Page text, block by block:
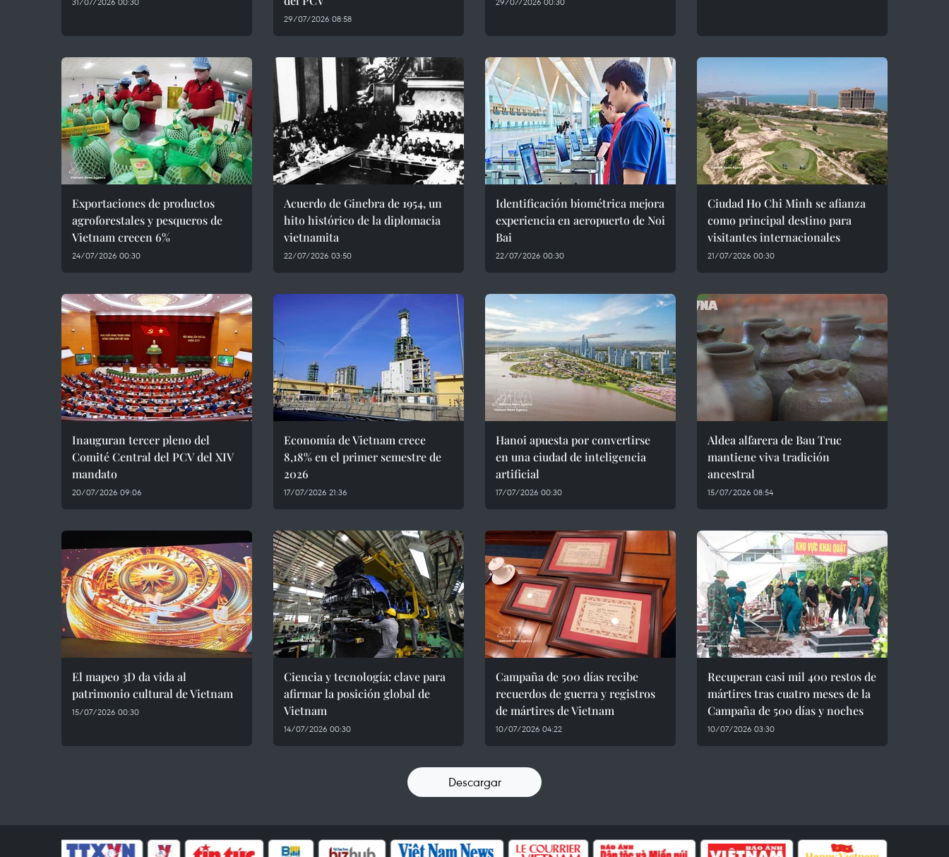
29/07/2026 08:58
Exportaciones de productos
agroforestales y pesqueros de
Vietnam crecen 6%
24/07/2026 00:30
Acuerdo de Ginebra de 1954, un
hito histórico de la diplomacia
vietnamita
22/07/2026 03:50
Identificación biométrica mejora
experiencia en aeropuerto de Noi
Bai
22/07/2026 00:30
Ciudad Ho Chi Minh se afianza
como principal destino para
visitantes internacionales
21/07/2026 00:30
Inauguran tercer pleno del
Comité Central del PCV del XIV
mandato
20/07/2026 09:06
Economía de Vietnam crece
8,18% en el primer semestre de
2026
17/07/2026 21:36
Hanoi apuesta por convertirse
en una ciudad de inteligencia
artificial
17/07/2026 00:30
Aldea alfarera de Bau Truc
mantiene viva tradición
ancestral
15/07/2026 08:54
El mapeo 3D da vida al
patrimonio cultural de Vietnam
15/07/2026 00:30
Ciencia y tecnología: clave para
afirmar la posición global de
Vietnam
14/07/2026 00:30
Campaña de 500 días recibe
recuerdos de guerra y registros
de mártires de Vietnam
10/07/2026 04:22
Recuperan casi mil 400 restos de
mártires tras cuatro meses de la
Campaña de 500 días y noches
10/07/2026 03:30
Descargar